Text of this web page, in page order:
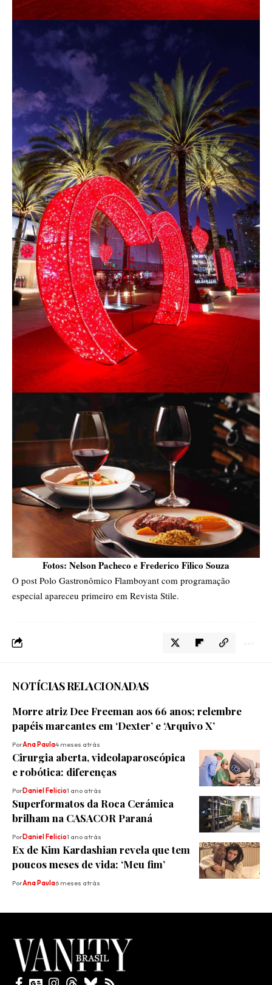
Fotos: Nelson Pacheco e Frederico Filico Souza
O post Polo Gastronômico Flamboyant com programação
especial apareceu primeiro em Revista Stile.
NOTÍCIAS RELACIONADAS
Morre atriz Dee Freeman aos 66 anos; relembre
papéis marcantes em ‘Dexter’ e ‘Arquivo X’
PorAna Paula4 meses atrás
Cirurgia aberta, videolaparoscópica
e robótica: diferenças
PorDaniel Felicio1 ano atrás
Superformatos da Roca Cerámica
brilham na CASACOR Paraná
PorDaniel Felicio1 ano atrás
Ex de Kim Kardashian revela que tem
poucos meses de vida: ‘Meu fim’
PorAna Paula6 meses atrás